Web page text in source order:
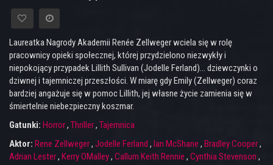
Laureatka Nagrody Akademii Renée Zellweger wciela się w rolę
pracownicy opieki społecznej, której przydzielono niezwykły i
niepokojący przypadek Lillith Sullivan (Jodelle Ferland)… dziewczynki o
dziwnej i tajemniczej przeszłości. W miarę gdy Emily (Zellweger) coraz
bardziej angażuje się w pomoc Lillith, jej własne życie zamienia się w
śmiertelnie niebezpieczny koszmar.
Gatunki: Horror, Thriller, Tajemnica
Aktor: Rene Zellweger, Jodelle Ferland , Ian McShane , Bradley Cooper,
Adrian Lester, Kerry OMalley, Callum Keith Rennie , Cynthia Stevenson ,